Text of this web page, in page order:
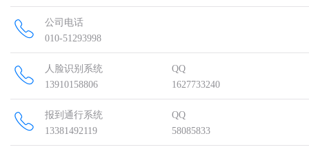
公司电话
010-51293998
人脸识别系统
13910158806
QQ
1627733240
报到通行系统
13381492119
QQ
58085833